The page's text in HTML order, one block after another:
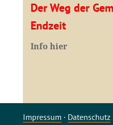
Der Weg der
Endzeit
Info hier
Impressum · Datenschutz